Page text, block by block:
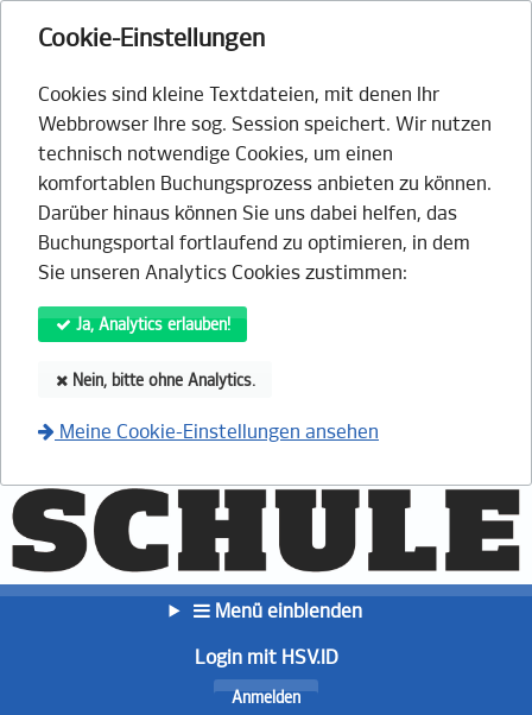
Cookie-Einstellungen
Cookies sind kleine Textdateien, mit denen Ihr
Webbrowser Ihre sog. Session speichert. Wir nutzen
technisch notwendige Cookies, um einen
komfortablen Buchungsprozess anbieten zu können.
Darüber hinaus können Sie uns dabei helfen, das
Buchungsportal fortlaufend zu optimieren, in dem
Sie unseren Analytics Cookies zustimmen:
Ja, Analytics erlauben!
Nein, bitte ohne Analytics.
Meine Cookie-Einstellungen ansehen
Menü einblenden
Login mit HSV.ID
Anmelden